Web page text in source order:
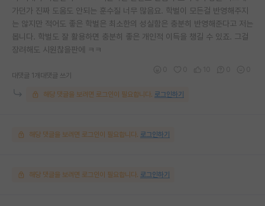
가던가 진짜 도움도 안되는 훈수질 너무 많음요. 학벌이 모든걸 반영해주지
는 않지만 적어도 좋은 학벌은 최소한의 성실함은 충분히 반영해준다고 저는
봅니다. 학벌도 잘 활용하면 충분히 좋은 개인적 이득을 챙길 수 있죠. 그걸
장려해도 시원찮을판에 ㅋㅋ
대댓글 1개 대댓글 쓰기
해당 댓글을 보려면 로그인이 필요합니다. 로그인하기
해당 댓글을 보려면 로그인이 필요합니다. 로그인하기
해당 댓글을 보려면 로그인이 필요합니다. 로그인하기